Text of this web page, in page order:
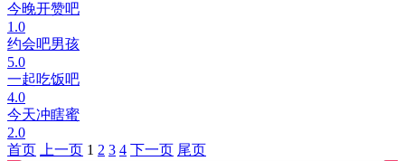
今晚开赞吧
1.0
约会吧男孩
5.0
一起吃饭吧
4.0
今天冲瞎蜜
2.0
首页
上一页 1 2 3 4 下一页 尾页